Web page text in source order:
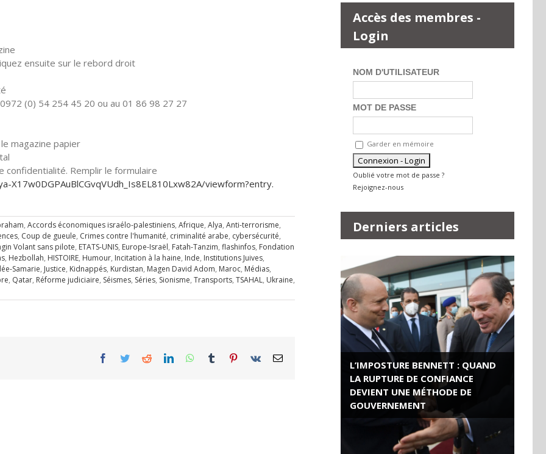
ensuite sur le rebord droit
(0) 54 254 45 20 ou au 01 86 98 27 27
magazine papier
confidentialité. Remplir le formulaire
X17w0DGPAuBlCGvqVUdh_ Is8EL810Lxw82A/viewform?entry.
, Accords économiques israélo-palestiniens, Afrique, Alya, Anti-terrorisme,
, Coup de gueule, Crimes contre l'humanité, criminalité arabe, cybersécurité,
Volant sans pilote, ETATS-UNIS, Europe-Israël, Fatah-Tanzim, flashinfos, Fondation
, Hezbollah, HISTOIRE, Humour, Incitation à la haine, Inde, Institutions Juives,
Samarie, Justice, Kidnappés, Kurdistan, Magen David Adom, Maroc, Médias,
, Qatar, Réforme judiciaire, Séismes, Séries, Sionisme, Transports, TSAHAL, Ukraine,
Facebook
TwitterRedditLinkedInWhatsApp
Tumblr Pinterest
Vk Email
Accès des membres -
Login
NOM D'UTILISATEUR
MOT DE PASSE
Garder en mémoire
Oublié votre mot de passe ?
Rejoignez-nous
Derniers articles
L’IMPOSTURE BENNETT : QUAND
LA RUPTURE DE CONFIANCE
DEVIENT UNE MÉTHODE DE
GOUVERNEMENT
ROSE VALLAND, HEROÏNE DE LA
RESISTANCE FRANÇAISE